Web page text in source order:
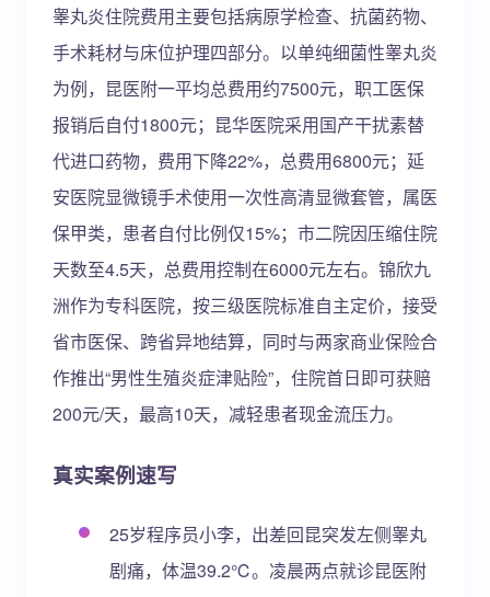
睾丸炎住院费用主要包括病原学检查、抗菌药物、
手术耗材与床位护理四部分。以单纯细菌性睾丸炎
为例，昆医附一平均总费用约7500元，职工医保
报销后自付1800元；昆华医院采用国产干扰素替
代进口药物，费用下降22%，总费用6800元；延
安医院显微镜手术使用一次性高清显微套管，属医
保甲类，患者自付比例仅15%；市二院因压缩住院
天数至4.5天，总费用控制在6000元左右。锦欣九
洲作为专科医院，按三级医院标准自主定价，接受
省市医保、跨省异地结算，同时与两家商业保险合
作推出“男性生殖炎症津贴险”，住院首日即可获赔
200元/天，最高10天，减轻患者现金流压力。
真实案例速写
25岁程序员小李，出差回昆突发左侧睾丸
剧痛，体温39.2℃。凌晨两点就诊昆医附